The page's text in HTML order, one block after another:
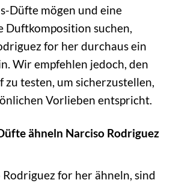
Düfte mögen und eine
Duftkomposition suchen,
for her durchaus ein
Wir empfehlen jedoch, den
zu testen, um sicherzustellen,
Vorlieben entspricht.
ähneln Narciso Rodriguez
for her ähneln, sind